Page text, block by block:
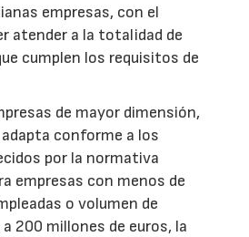
empresas, con el
atender a la totalidad de
cumplen los requisitos de
de mayor dimensión,
conforme a los
por la normativa
empresas con menos de
o volumen de
200 millones de euros, la